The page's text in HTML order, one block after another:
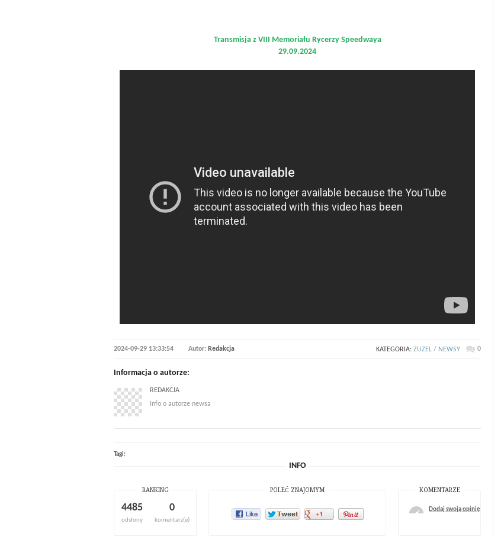
Transmisja z VIII Memoriału Rycerzy Speedwaya
29.09.2024
2024-09-29 13:33:54 Autor: Redakcja KATEGORIA: ZUZEL / NEWSY 0
Informacja o autorze:
REDAKCJA
Info o autorze newsa
Tagi:
INFO
RANKING
4485
odsłony
0
komentarz(e)
KOMENTARZE
Dodaj swoją opinię
POLEĆ ZNAJOMYM